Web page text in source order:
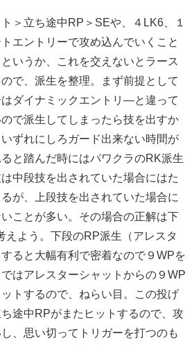
＞立ち途中RP＞SEや、４LK6、１
エントリーで攻め込んでいくこと
いうか、これを交えないとラース
で、派生を整理。まず前提として
ダイナミックエントリ―と違って
で派生してしまったら技を出すか
ずれにしろガード出来ない時間が
と踏んだ時にはパワクラのRK派生
中段技を出されていた場合にはた
が、上段技を出されていた場合に
ことが多い。その場合の正解は下
えよう。下段のRP派生（アレスタ
ると大幅有利で密着なので９WPを
はアレスターシャットからの９WP
トするので、ねらい目。この投げ
途中RPがまたヒットするので、攻
、思い切ってトリガーを打つのも